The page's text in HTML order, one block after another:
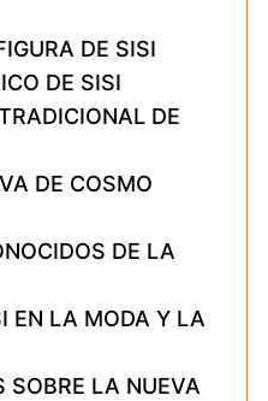
DE SISI
DE SISI
DE
DE COSMO
DE LA
EN LA MODA Y LA
SOBRE LA NUEVA